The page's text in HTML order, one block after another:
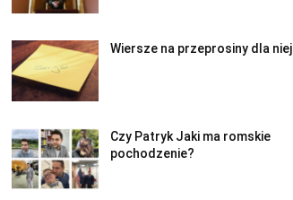
Wiersze na przeprosiny dla niej
Czy Patryk Jaki ma romskie
pochodzenie?